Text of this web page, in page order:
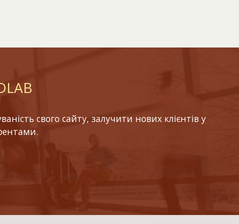
свого сайту, залучити нових клієнтів у